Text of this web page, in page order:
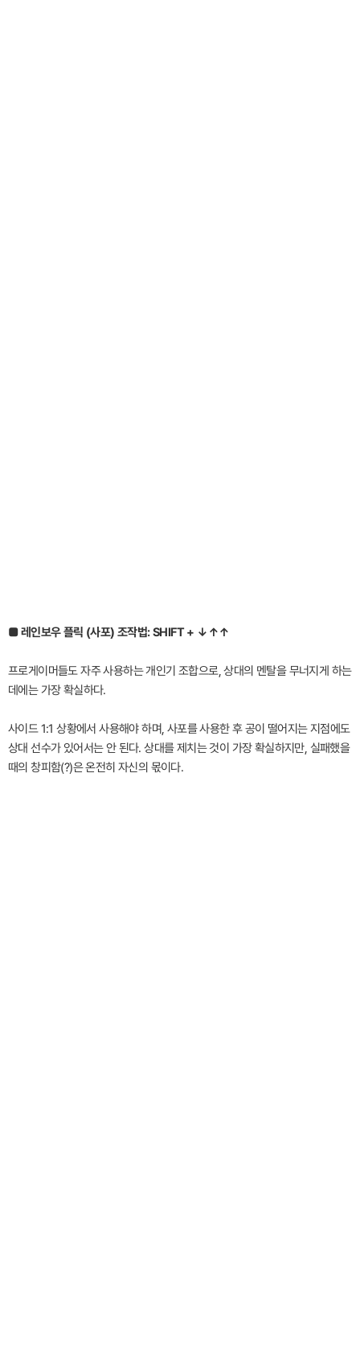
■ 레인보우 플릭 (사포) 조작법: SHIFT + ↓↑↑
프로게이머들도 자주 사용하는 개인기 조합으로, 상대의 멘탈을 무너지게 하는
데에는 가장 확실하다.
사이드 1:1 상황에서 사용해야 하며, 사포를 사용한 후 공이 떨어지는 지점에도
상대 선수가 있어서는 안 된다. 상대를 제치는 것이 가장 확실하지만, 실패했을
때의 창피함(?)은 온전히 자신의 몫이다.